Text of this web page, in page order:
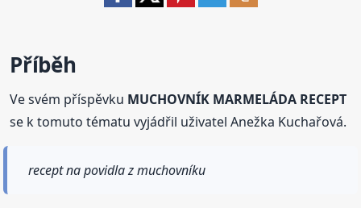
Příběh
Ve svém příspěvku MUCHOVNÍK MARMELÁDA RECEPT
se k tomuto tématu vyjádřil uživatel Anežka Kuchařová.
recept na povidla z muchovníku